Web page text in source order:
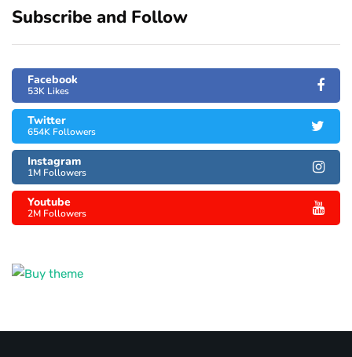
Subscribe and Follow
Facebook
53K Likes
Twitter
654K Followers
Instagram
1M Followers
Youtube
2M Followers